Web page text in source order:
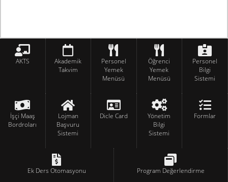
AKTS
Akademik
Takvim
Personel
Yemek
Menüsü
Öğrenci
Yemek
Menüsü
Personel
Bilgi
Sistemi
İşçi Maaş
Bordroları
Lojman
Başvuru
Sistemi
Dicle Card
Yönetim
Bilgi
Sistemi
Formlar
Ek Ders Otomasyonu Program Değerlendirme